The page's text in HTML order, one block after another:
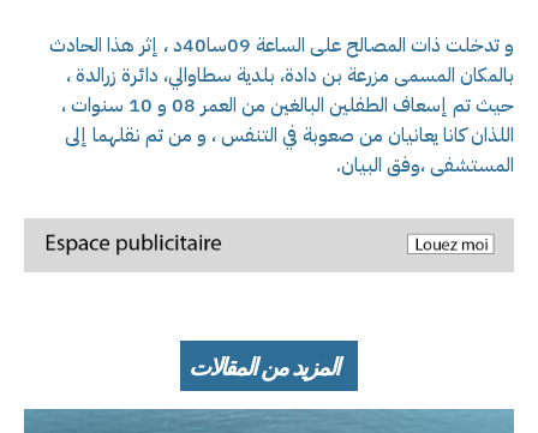
و تدخلت ذات المصالح على الساعة 09سا40د ، إثر هذا الحادث
بالمكان المسمى مزرعة بن دادة، بلدية سطاوالي، دائرة زرالدة ،
حيث تم إسعاف الطفلين البالغين من العمر 08 و 10 سنوات ،
اللذان كانا يعانيان من صعوبة في التنفس ، و من تم نقلهما إلى
المستشفى ،وفق البيان.
المزيد من المقالات